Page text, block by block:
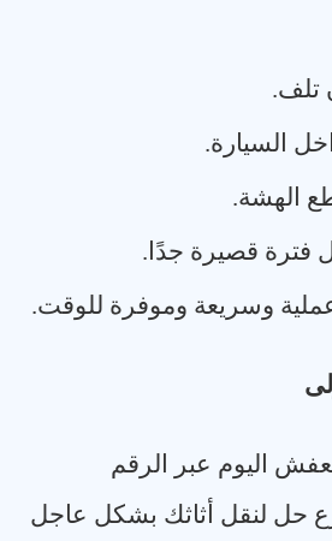
تلف.
السيارة.
الهشة.
فترة قصيرة جدًا .
وسريعة وموفرة للوقت.
اليوم عبر الرقم
حل لنقل أثاثك بشكل عاجل